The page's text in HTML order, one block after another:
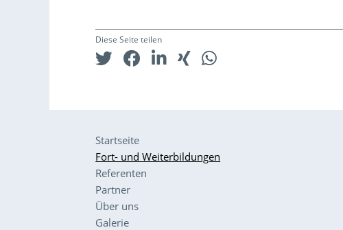
Diese Seite teilen
Startseite
Fort- und Weiterbildungen
Referenten
Partner
Über uns
Galerie